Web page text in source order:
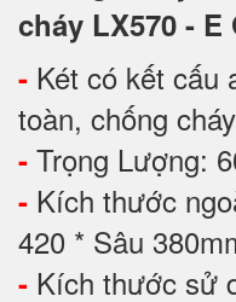
cháy LX570 - E
- Két có kết cấu
toàn, chống cháy
- Trọng Lượng:
- Kích thước
420 * Sâu
- Kích thước sử